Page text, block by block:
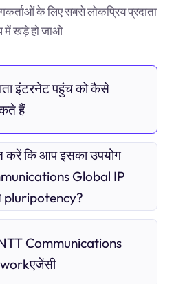
के लिए सबसे लोकप्रिय प्रदाता
में खड़े हो जाओ
इंटरनेट पहुंच को कैसे
हैं
करें कि आप इसका उपयोग
Global IP
pluripotency?
Communications